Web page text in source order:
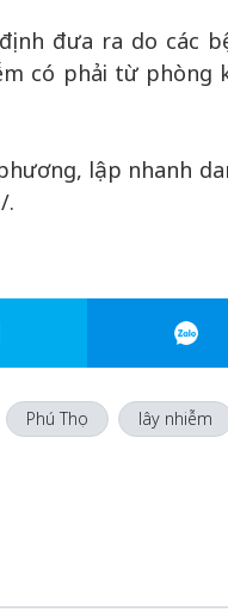
đưa ra do các
có phải từ
lập nhanh
.
Phú Thọ lây nhiễm